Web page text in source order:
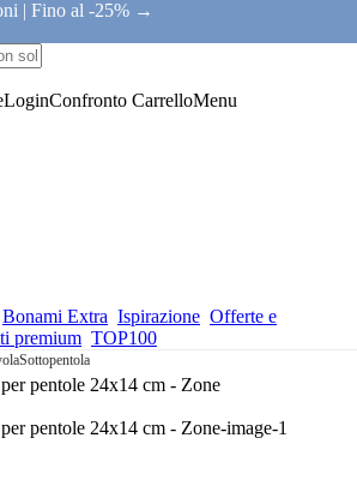
| Fino al -25% →
LoginConfronto CarrelloMenu
Bonami Extra Ispirazione Offerte e
premium TOP100
Sottopentola